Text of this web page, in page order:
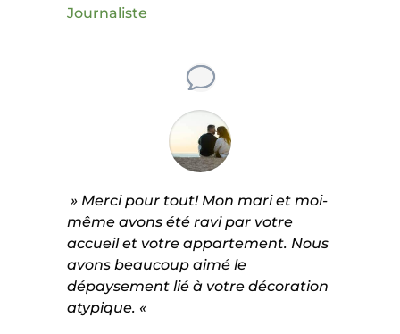
Journaliste
» Merci pour tout! Mon mari et moi-
même avons été ravi par votre
accueil et votre appartement. Nous
avons beaucoup aimé le
dépaysement lié à votre décoration
atypique. «